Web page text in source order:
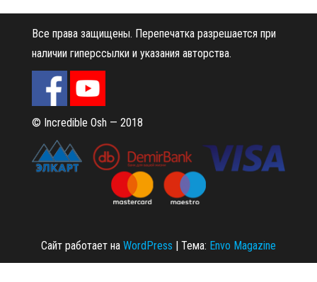
Все права защищены. Перепечатка разрешается при
наличии гиперссылки и указания авторства.
© Incredible Osh — 2018
Сайт работает на WordPress | Тема: Envo Magazine